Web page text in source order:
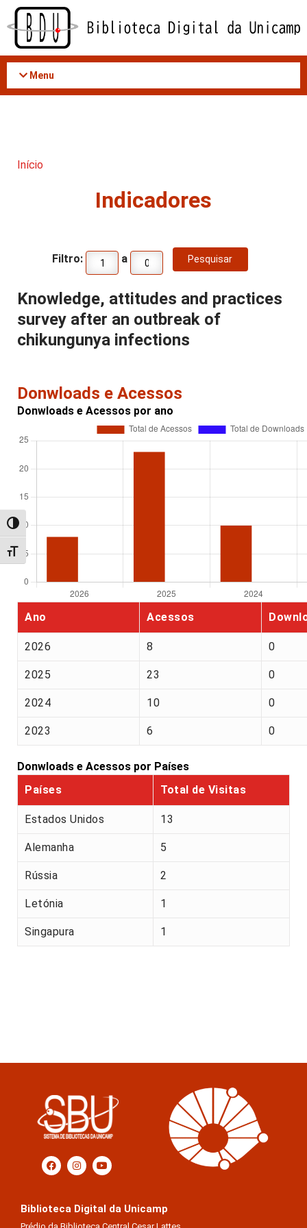
Acessar
conteúdo
Alternar alto contraste
Alternar tamanho da fonte
Menu
Início
Indicadores
Filtro: a
Knowledge, attitudes and practices
survey after an outbreak of
chikungunya infections
Donwloads e Acessos
Donwloads e Acessos por ano
Ano Acessos
2026 8 0
2025 23 0
2024 10 0
2023 6 0
Donwloads e Acessos por Países
Países
Total de Visitas
Estados Unidos 13
Alemanha 5
Rússia 2
Letónia 1
Singapura 1
Biblioteca Digital da Unicamp